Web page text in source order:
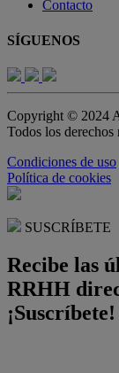
Contacto
SÍGUENOS
Copyright © 2024
Todos los derechos
Condiciones de uso
Política de cookies
SUSCRÍBETE
Recibe las
RRHH
¡Suscríbete!